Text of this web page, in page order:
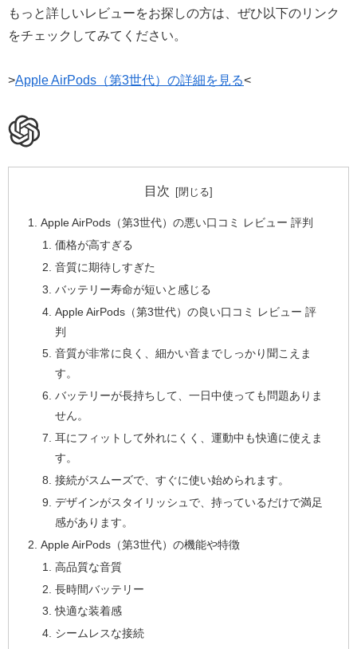
もっと詳しいレビューをお探しの方は、ぜひ以下のリンク
をチェックしてみてください。
>Apple AirPods（第3世代）の詳細を見る<
目次
Apple AirPods（第3世代）の悪い口コミ レビュー 評判
価格が高すぎる
音質に期待しすぎた
バッテリー寿命が短いと感じる
Apple AirPods（第3世代）の良い口コミ レビュー 評
判
音質が非常に良く、細かい音までしっかり聞こえま
す。
バッテリーが長持ちして、一日中使っても問題ありま
せん。
耳にフィットして外れにくく、運動中も快適に使えま
す。
接続がスムーズで、すぐに使い始められます。
デザインがスタイリッシュで、持っているだけで満足
感があります。
Apple AirPods（第3世代）の機能や特徴
高品質な音質
長時間バッテリー
快適な装着感
シームレスな接続